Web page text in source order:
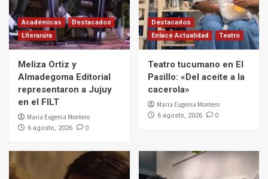
Académicas
Destacados
Literarura
Meliza Ortiz y
Almadegoma Editorial
representaron a Jujuy
en el FILT
Maria Eugenia Montero
6 agosto, 2026 0
Destacados
Enlace Actualidad
Teatro
Teatro tucumano en El
Pasillo: «Del aceite a la
cacerola»
Maria Eugenia Montero
6 agosto, 2026 0